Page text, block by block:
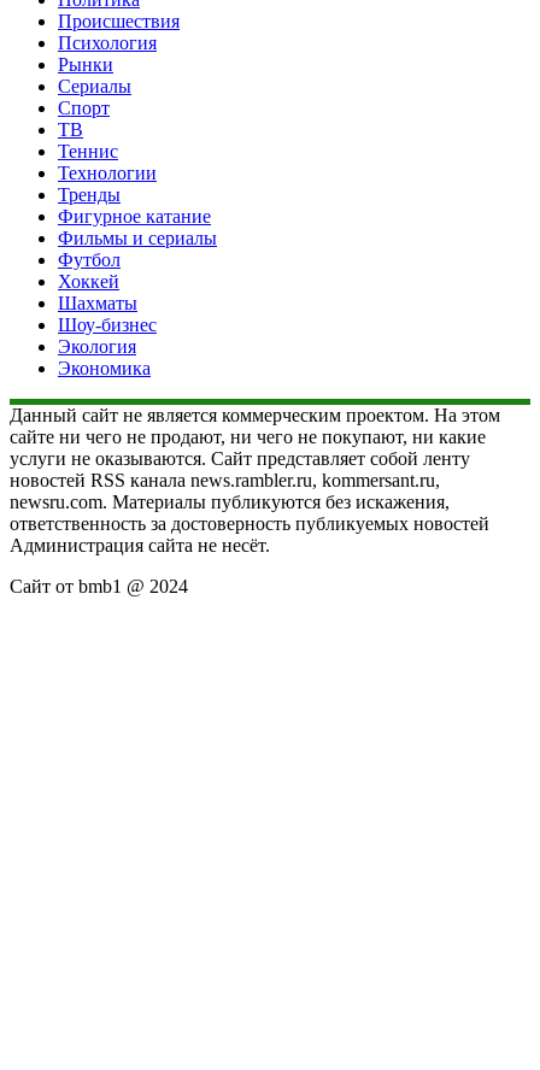
Происшествия
Психология
Рынки
Сериалы
Спорт
ТВ
Теннис
Технологии
Тренды
Фигурное катание
Фильмы и сериалы
Футбол
Хоккей
Шахматы
Шоу-бизнес
Экология
Экономика
Данный сайт не является коммерческим проектом. На этом
сайте ни чего не продают, ни чего не покупают, ни какие
услуги не оказываются. Сайт представляет собой ленту
новостей RSS канала news.rambler.ru, kommersant.ru,
newsru.com. Материалы публикуются без искажения,
ответственность за достоверность публикуемых новостей
Администрация сайта не несёт.
Сайт от bmb1 @ 2024